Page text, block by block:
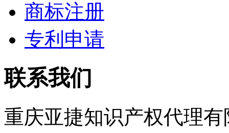
商标注册
专利申请
联系我们
重庆亚捷知识产权代理有